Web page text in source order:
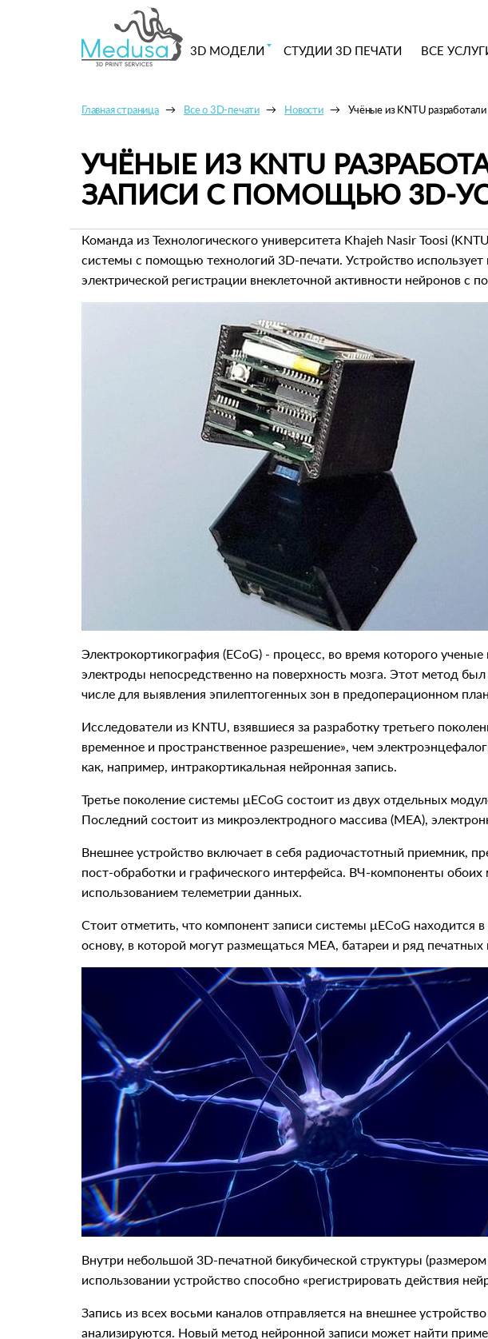
3D МОДЕЛИ СТУДИИ 3D ПЕЧАТИ ВСЕ
Главная страница Все о 3D-печати Новости Учёные из KNTU
УЧЁНЫЕ ИЗ KNTU
ЗАПИСИ С ПОМОЩЬЮ 3D-
Команда из Технологического университета Khajeh Nasir Toosi
системы с помощью технологий 3D-печати. Устройство
электрической регистрации внеклеточной активности нейронов с
Электрокортикография (ECoG) - процесс, во время которого
электроды непосредственно на поверхность мозга. Этот метод
числе для выявления эпилептогенных зон в предоперационном
Исследователи из KNTU, взявшиеся за разработку третьего
временное и пространственное разрешение», чем
как, например, интракортикальная нейронная запись.
Третье поколение системы μECoG состоит из двух отдельных
Последний состоит из микроэлектродного массива (MEA),
Внешнее устройство включает в себя радиочастотный приемник,
пост-обработки и графического интерфейса. ВЧ-компоненты
использованием телеметрии данных.
Стоит отметить, что компонент записи системы μECoG находится
основу, в которой могут размещаться MEA, батареи и ряд
Внутри небольшой 3D-печатной бикубической структуры
использовании устройство способно «регистрировать действия
Запись из всех восьми каналов отправляется на внешнее
анализируются. Новый метод нейронной записи может найти